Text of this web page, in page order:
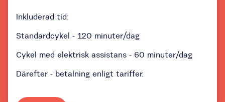
Inkluderad tid:
Standardcykel - 120 minuter/dag
Cykel med elektrisk assistans - 60 minuter/dag
Därefter - betalning enligt tariffer.